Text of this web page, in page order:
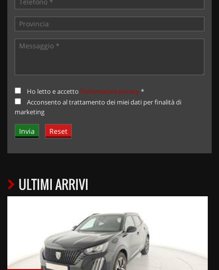
Ho letto e accetto l'informativa privacy*
Acconsento al trattamento dei miei dati per finalità di
marketing
ULTIMI ARRIVI